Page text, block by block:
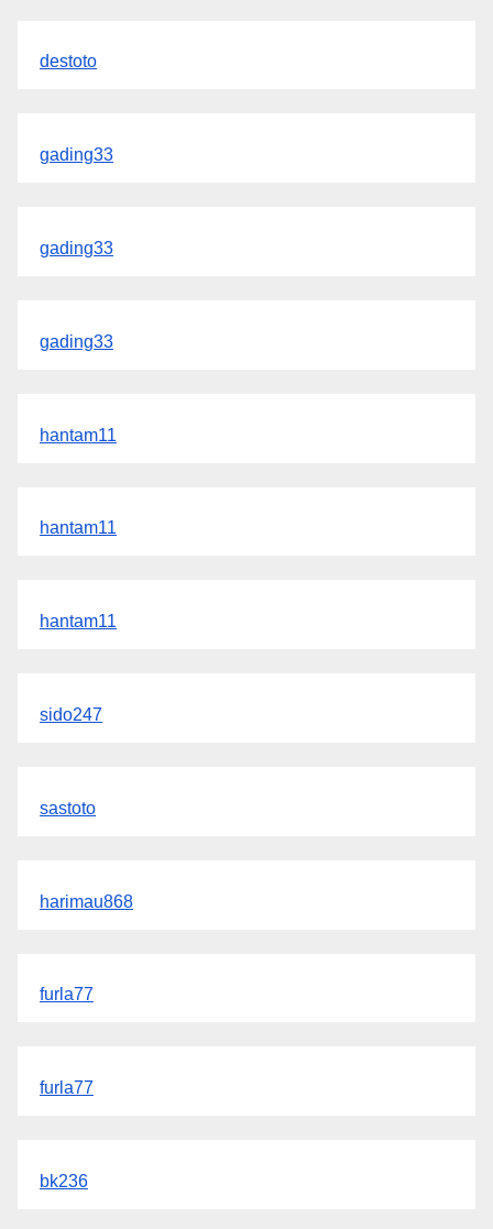
destoto
gading33
gading33
gading33
hantam11
hantam11
hantam11
sido247
sastoto
harimau868
furla77
furla77
bk236